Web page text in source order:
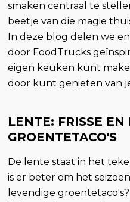
smaken centraal te
beetje van die magie
In deze blog delen we
door FoodTrucks
eigen keuken kunt
door kunt genieten van
LENTE: FRISSE
GROENTETACO'S
De lente staat in het
is er beter om het
levendige